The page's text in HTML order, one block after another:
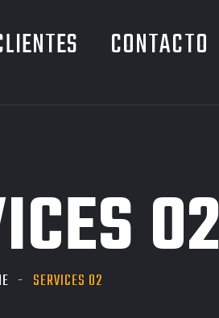
CONTACTO
02
SERVICES 02